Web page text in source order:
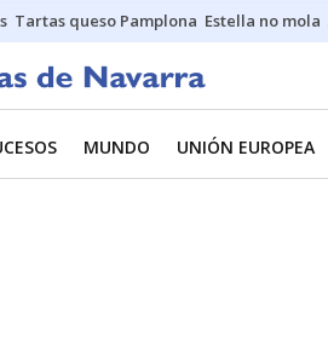
Tartas queso Pamplona Estella no mola
MUNDO UNIÓN EUROPEA